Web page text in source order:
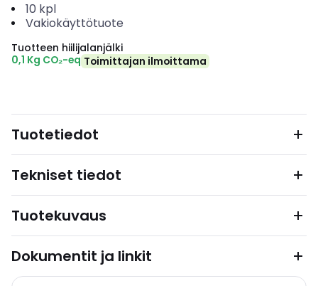
10 kpl
Vakiokäyttötuote
Tuotteen hiilijalanjälki
0,1 Kg CO₂-eq Toimittajan ilmoittama
Tuotetiedot
Tekniset tiedot
Tuotekuvaus
Dokumentit ja linkit